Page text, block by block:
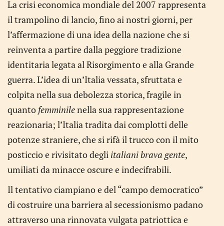
La crisi economica mondiale del 2007 rappresenta
il trampolino di lancio, fino ai nostri giorni, per
l’affermazione di una idea della nazione che si
reinventa a partire dalla peggiore tradizione
identitaria legata al Risorgimento e alla Grande
guerra. L’idea di un’Italia vessata, sfruttata e
colpita nella sua debolezza storica, fragile in
quanto femminilenella sua rappresentazione
reazionaria; l’Italia tradita dai complotti delle
potenze straniere, che si rifà il trucco con il mito
posticcio e rivisitato degli italiani brava gente,
umiliati da minacce oscure e indecifrabili.
Il tentativo ciampiano e del “campo democratico”
di costruire una barriera al secessionismo padano
attraverso una rinnovata vulgata patriottica e